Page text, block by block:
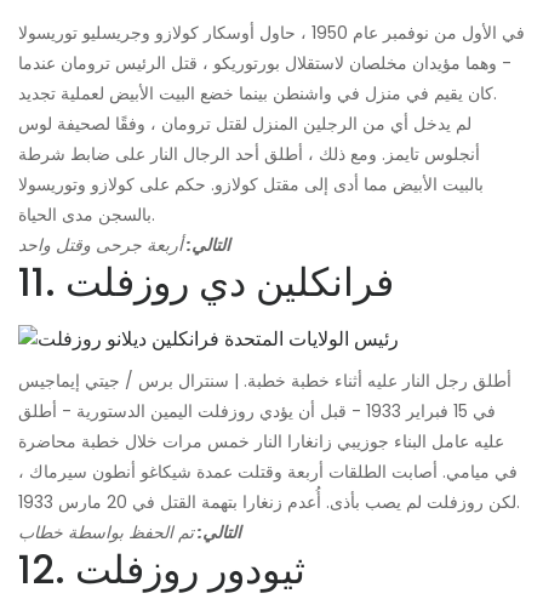
في الأول من نوفمبر عام 1950 ، حاول أوسكار كولازو وجريسليو توريسولا
- وهما مؤيدان مخلصان لاستقلال بورتوريكو ، قتل الرئيس ترومان عندما
كان يقيم في منزل في واشنطن بينما خضع البيت الأبيض لعملية تجديد.
لم يدخل أي من الرجلين المنزل لقتل ترومان ، وفقًا لصحيفة لوس
أنجلوس تايمز. ومع ذلك ، أطلق أحد الرجال النار على ضابط شرطة
بالبيت الأبيض مما أدى إلى مقتل كولازو. حكم على كولازو وتوريسولا
بالسجن مدى الحياة.
التالي:أربعة جرحى وقتل واحد
11. فرانكلين دي روزفلت
أطلق رجل النار عليه أثناء خطبة خطبة. | سنترال برس / جيتي إيماجيس
في 15 فبراير 1933 - قبل أن يؤدي روزفلت اليمين الدستورية - أطلق
عليه عامل البناء جوزيبي زانغارا النار خمس مرات خلال خطبة محاضرة
في ميامي. أصابت الطلقات أربعة وقتلت عمدة شيكاغو أنطون سيرماك ،
لكن روزفلت لم يصب بأذى. أُعدم زنغارا بتهمة القتل في 20 مارس 1933.
التالي:تم الحفظ بواسطة خطاب
12. ثيودور روزفلت